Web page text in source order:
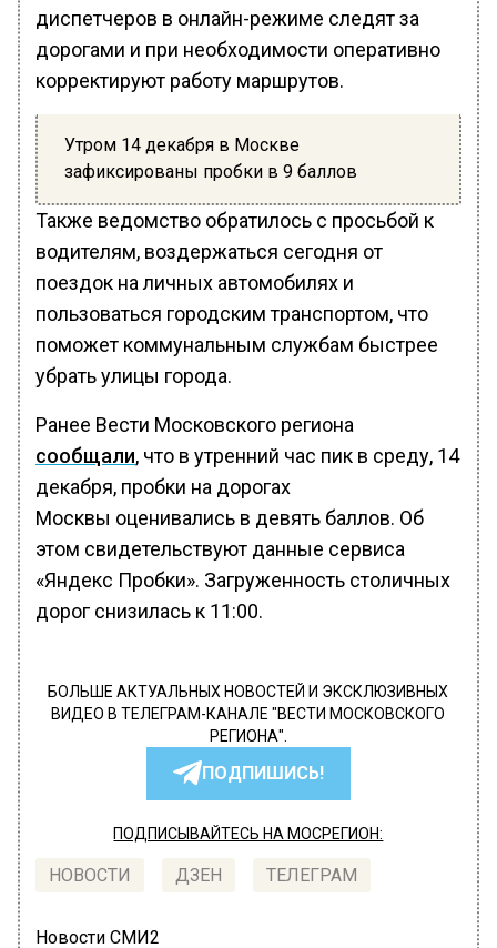
диспетчеров в онлайн-режиме следят за
дорогами и при необходимости оперативно
корректируют работу маршрутов.
Утром 14 декабря в Москве
зафиксированы пробки в 9 баллов
Также ведомство обратилось с просьбой к
водителям, воздержаться сегодня от
поездок на личных автомобилях и
пользоваться городским транспортом, что
поможет коммунальным службам быстрее
убрать улицы города.
Ранее Вести Московского региона
сообщали, что в утренний час пик в среду, 14
декабря, пробки на дорогах
Москвы оценивались в девять баллов. Об
этом свидетельствуют данные сервиса
«Яндекс Пробки». Загруженность столичных
дорог снизилась к 11:00.
БОЛЬШЕ АКТУАЛЬНЫХ НОВОСТЕЙ И ЭКСКЛЮЗИВНЫХ
ВИДЕО В ТЕЛЕГРАМ-КАНАЛЕ "ВЕСТИ МОСКОВСКОГО
РЕГИОНА".
ПОДПИШИСЬ!
ПОДПИСЫВАЙТЕСЬ НА МОСРЕГИОН:
НОВОСТИ ДЗЕН ТЕЛЕГРАМ
Новости СМИ2